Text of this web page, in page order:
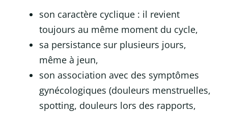
son caractère cyclique : il revient
toujours au même moment du cycle,
sa persistance sur plusieurs jours,
même à jeun,
son association avec des symptômes
gynécologiques (douleurs menstruelles,
spotting, douleurs lors des rapports,